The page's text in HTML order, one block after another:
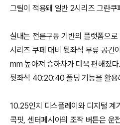
그릴이 적용돼 일반 2시리즈 그란쿠
실내는 전륜구동 기반의 플랫폼으
시리즈 쿠페 대비 뒷좌석 무릎 공간
mm 높아져 승하차가 더욱 편해졌
뒷좌석 40:20:40 폴딩 기능을 활용
10.25인치 디스플레이와 디지털
콕핏, 센터페시아의 조작 버튼은 운